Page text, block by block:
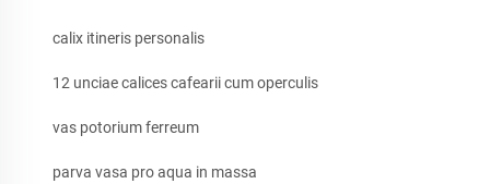
calix itineris personalis
12 unciae calices cafearii cum operculis
vas potorium ferreum
parva vasa pro aqua in massa